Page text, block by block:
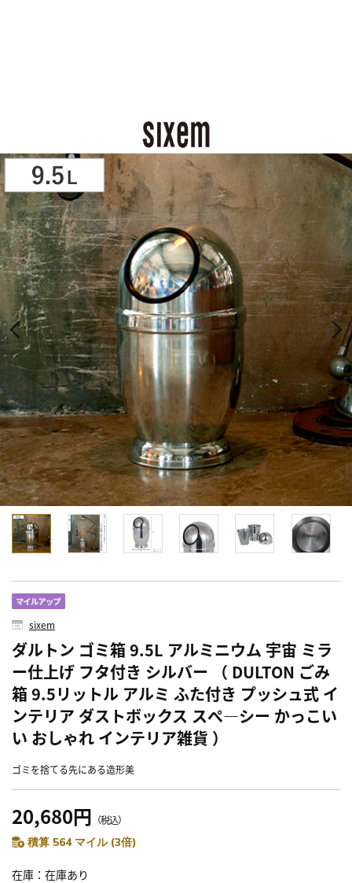
sixem
ダルトン ゴミ箱 9.5L アルミニウム 宇宙 ミラ
ー仕上げ フタ付き シルバー （ DULTON ごみ
箱 9.5リットル アルミ ふた付き プッシュ式 イ
ンテリア ダストボックス スぺ―シー かっこい
い おしゃれ インテリア雑貨 ）
ゴミを捨てる先にある造形美
20,680円 （税込）
積算 564 マイル (3倍)
在庫 在庫あり